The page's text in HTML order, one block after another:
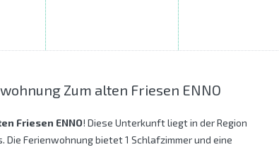
Zum alten Friesen ENNO
Friesen ENNO! Diese Unterkunft liegt in der Region
Ferienwohnung bietet 1 Schlafzimmer und eine